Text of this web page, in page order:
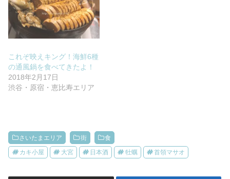
これぞ映えキング！海鮮6種
の通風鍋を食べてきたよ！
2018年2月17日
渋谷・原宿・恵比寿エリア
さいたまエリア 街 食
カキ小屋 大宮 日本酒 牡蠣 首領マサオ